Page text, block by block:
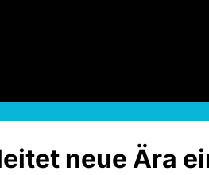
neue Ära